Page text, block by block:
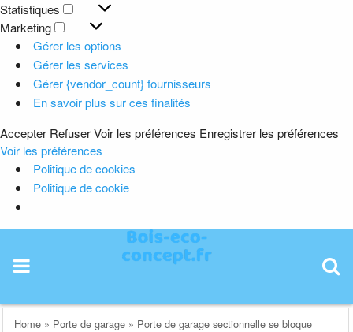
Préférences
Statistiques
Statistiques
Marketing
Marketing
Gérer les options
Gérer les services
Gérer {vendor_count} fournisseurs
En savoir plus sur ces finalités
Accepter RefuserVoir les préférences Enregistrer les préférences
Voir les préférences
Politique de cookies
Politique de cookie
content
Home » Porte de garage » Porte de garage sectionnelle se bloque